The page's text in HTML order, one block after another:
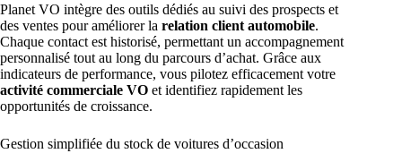
Planet VO intègre des outils dédiés au suivi des prospects et
des ventes pour améliorer la relation client automobile.
Chaque contact est historisé, permettant un accompagnement
personnalisé tout au long du parcours d’achat. Grâce aux
indicateurs de performance, vous pilotez efficacement votre
activité commerciale VO et identifiez rapidement les
opportunités de croissance.
Gestion simplifiée du stock de voitures d’occasion